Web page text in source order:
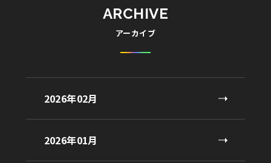
ARCHIVE
アーカイブ
2026年02月
2026年01月